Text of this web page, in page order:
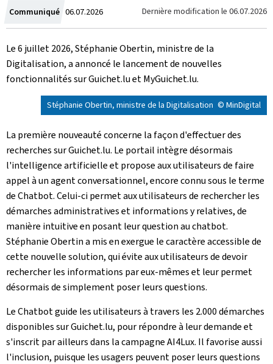
Communiqué Crée
le
06.07.2026 Dernière modification le 06.07.2026
Le 6 juillet 2026, Stéphanie Obertin, ministre de la
Digitalisation, a annoncé le lancement de nouvelles
fonctionnalités sur Guichet.lu etMyGuichet.lu.
Stéphanie Obertin, ministre de la Digitalisation © MinDigital
La première nouveauté concerne la façon d'effectuer des
recherches sur Guichet.lu. Le portail intègre désormais
l'intelligence artificielle et propose aux utilisateurs de faire
appel à un agent conversationnel, encore connu sous le terme
deChatbot. Celui-ci permet aux utilisateurs de rechercher les
démarches administratives et informations y relatives, de
manière intuitive en posant leur question auchatbot.
Stéphanie Obertin a mis en exergue le caractère accessible de
cette nouvelle solution, qui évite aux utilisateurs de devoir
rechercher les informations par eux-mêmes et leur permet
désormais de simplement poser leurs questions.
LeChatbotguide les utilisateurs à travers les 2.000 démarches
disponibles sur Guichet.lu, pour répondre à leur demande et
s'inscrit par ailleurs dans la campagneAI4Lux. Il favorise aussi
l'inclusion, puisque les usagers peuvent poser leurs questions